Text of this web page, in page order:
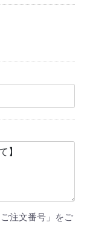
注文番号」をご